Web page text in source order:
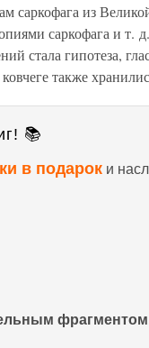
саркофага из
саркофага и т.
стала гипотеза,
также
📚
в подарок и